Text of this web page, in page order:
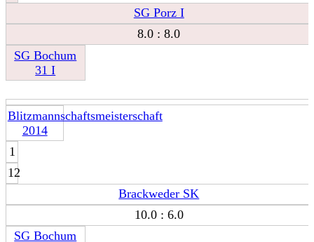
SG Porz I
8.0 : 8.0
SG Bochum
31 I
Blitzmannschaftsmeisterschaft
2014
1
12
Brackweder SK
10.0 : 6.0
SG Bochum